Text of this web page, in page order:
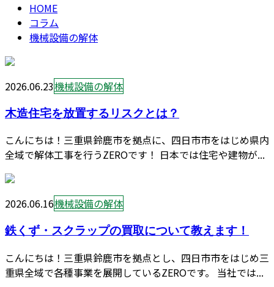
HOME
コラム
機械設備の解体
2026.06.23機械設備の解体
木造住宅を放置するリスクとは？
こんにちは！三重県鈴鹿市を拠点に、四日市市をはじめ県内
全域で解体工事を行うZEROです！ 日本では住宅や建物が...
2026.06.16機械設備の解体
鉄くず・スクラップの買取について教えます！
こんにちは！三重県鈴鹿市を拠点とし、四日市市をはじめ三
重県全域で各種事業を展開しているZEROです。 当社では...